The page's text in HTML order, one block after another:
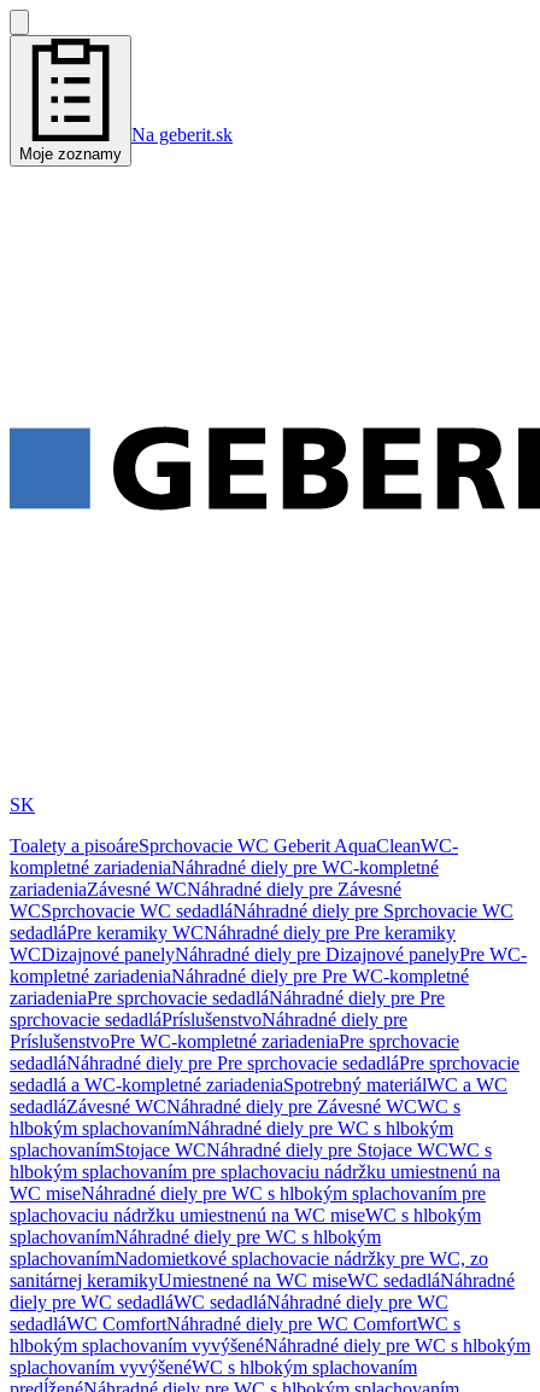
Moje zoznamy
Na geberit.sk
SK
Toalety a pisoáreSprchovacie WC Geberit AquaCleanWC-
kompletné zariadeniaNáhradné diely pre WC-kompletné
zariadeniaZávesné WCNáhradné diely pre Závesné
WCSprchovacie WC sedadláNáhradné diely pre Sprchovacie WC
sedadláPre keramiky WCNáhradné diely pre Pre keramiky
WCDizajnové panelyNáhradné diely pre Dizajnové panelyPre WC-
kompletné zariadeniaNáhradné diely pre Pre WC-kompletné
zariadeniaPre sprchovacie sedadláNáhradné diely pre Pre
sprchovacie sedadláPríslušenstvoNáhradné diely pre
PríslušenstvoPre WC-kompletné zariadeniaPre sprchovacie
sedadláNáhradné diely pre Pre sprchovacie sedadláPre sprchovacie
sedadlá a WC-kompletné zariadeniaSpotrebný materiálWC a WC
sedadláZávesné WCNáhradné diely pre Závesné WCWC s
hlbokým splachovanímNáhradné diely pre WC s hlbokým
splachovanímStojace WCNáhradné diely pre Stojace WCWC s
hlbokým splachovaním pre splachovaciu nádržku umiestnenú na
WC miseNáhradné diely pre WC s hlbokým splachovaním pre
splachovaciu nádržku umiestnenú na WC miseWC s hlbokým
splachovanímNáhradné diely pre WC s hlbokým
splachovanímNadomietkové splachovacie nádržky pre WC, zo
sanitárnej keramikyUmiestnené na WC miseWC sedadláNáhradné
diely pre WC sedadláWC sedadláNáhradné diely pre WC
sedadláWC ComfortNáhradné diely pre WC ComfortWC s
hlbokým splachovaním vyvýšenéNáhradné diely pre WC s hlbokým
splachovaním vyvýšenéWC s hlbokým splachovaním